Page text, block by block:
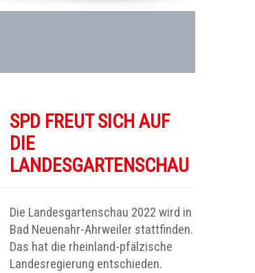
SPD FREUT SICH AUF
DIE
LANDESGARTENSCHAU
Die Landesgartenschau 2022 wird in
Bad Neuenahr-Ahrweiler stattfinden.
Das hat die rheinland-pfälzische
Landesregierung entschieden.